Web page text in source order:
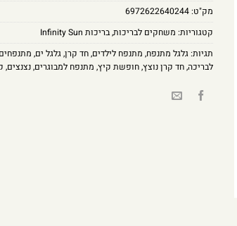
מק"ט:6972622640244
קטגוריות: משחקים לבריכות,בריכות Infinity Sun
תגיות:גלגל מתנפח, מתנפח לילדים,חד קרן,גלגל ים,
לבריכה,חד קרן נוצץ,חופשת קיץ, מתנפח למבוגרים,נצנצים,